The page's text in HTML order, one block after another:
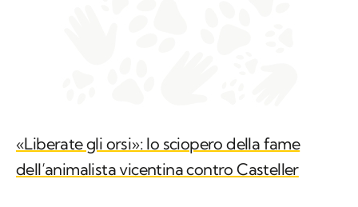
«Liberate gli orsi»: lo sciopero della fame
dell’animalista vicentina contro Casteller